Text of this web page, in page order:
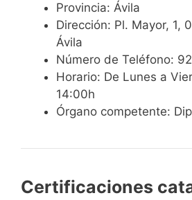
Provincia: Ávila
Dirección: Pl. Mayor, 1,
Ávila
Número de Teléfono:
Horario: De Lunes a
14:00h
Órgano competente:
Certificaciones